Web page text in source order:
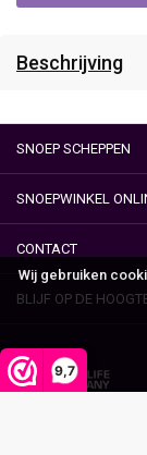
9,7
Wij gebruiken
Beschrijving
SNOEP SCHEPPEN
SNOEPWINKEL
CONTACT
BLIJF OP DE